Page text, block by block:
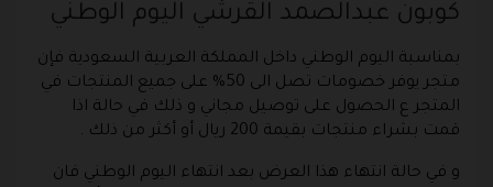
كوبون عبدالصمد القرشي اليوم الوطني
بمناسبة اليوم الوطني داخل المملكة العربية السعودية فإن
متجر يوفر خصومات تصل الى 50% على جميع المنتجات في
المتجر ع الحصول على توصيل مجاني و ذلك في حالة اذا
قمت بشراء منتجات بقيمة 200 ريال أو أكثر من ذلك .
و في حالة انتهاء هذا العرض بعد انتهاء اليوم الوطني فان